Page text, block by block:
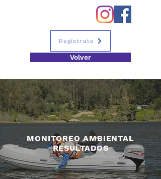
Regístrate
Volver
MONITOREO AMBIENTAL
RESULTADOS